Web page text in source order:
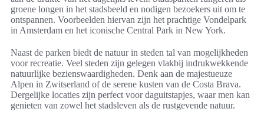
groene longen in het stadsbeeld en nodigen bezoekers uit om te
ontspannen. Voorbeelden hiervan zijn het prachtige Vondelpark
in Amsterdam en het iconische Central Park in New York.
Naast de parken biedt de natuur in steden tal van mogelijkheden
voor recreatie. Veel steden zijn gelegen vlakbij indrukwekkende
natuurlijke bezienswaardigheden. Denk aan de majestueuze
Alpen in Zwitserland of de serene kusten van de Costa Brava.
Dergelijke locaties zijn perfect voor daguitstapjes, waar men kan
genieten van zowel het stadsleven als de rustgevende natuur.